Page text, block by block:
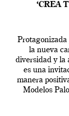
‘CREA
Protagonizada
la nueva
diversidad y la
es una
manera
Modelos